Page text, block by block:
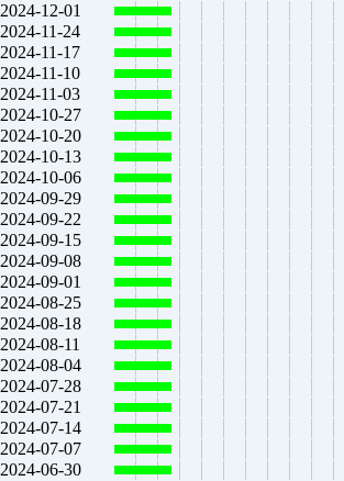
2024-12-01
2024-11-24
2024-11-17
2024-11-10
2024-11-03
2024-10-27
2024-10-20
2024-10-13
2024-10-06
2024-09-29
2024-09-22
2024-09-15
2024-09-08
2024-09-01
2024-08-25
2024-08-18
2024-08-11
2024-08-04
2024-07-28
2024-07-21
2024-07-14
2024-07-07
2024-06-30